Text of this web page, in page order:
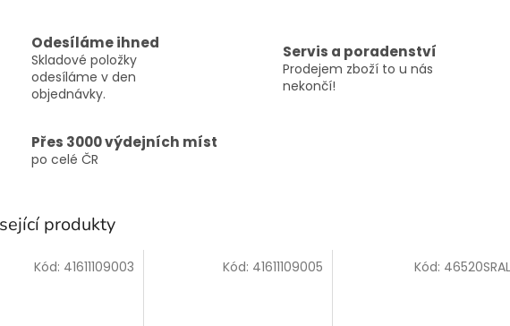
Odesíláme ihned
Skladové položky
odesíláme v den
objednávky.
Servis a poradenství
Prodejem zboží to u nás
nekončí!
Přes 3000 výdejních míst
po celé ČR
produkty
Kód: 41611109003 Kód: 41611109005 Kód: 46520SRAL